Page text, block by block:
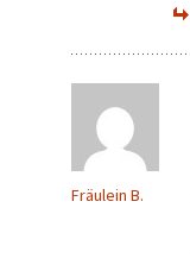
Fräulein B.